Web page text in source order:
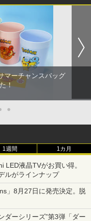
マーチャンスバッグ
！
●
1週間 1カ月
LED液晶TVがお買い得。
ルがラインナップ
」8月27日に発売決定。脱
ルが実施
ダーシリーズ”第3弾「ダー